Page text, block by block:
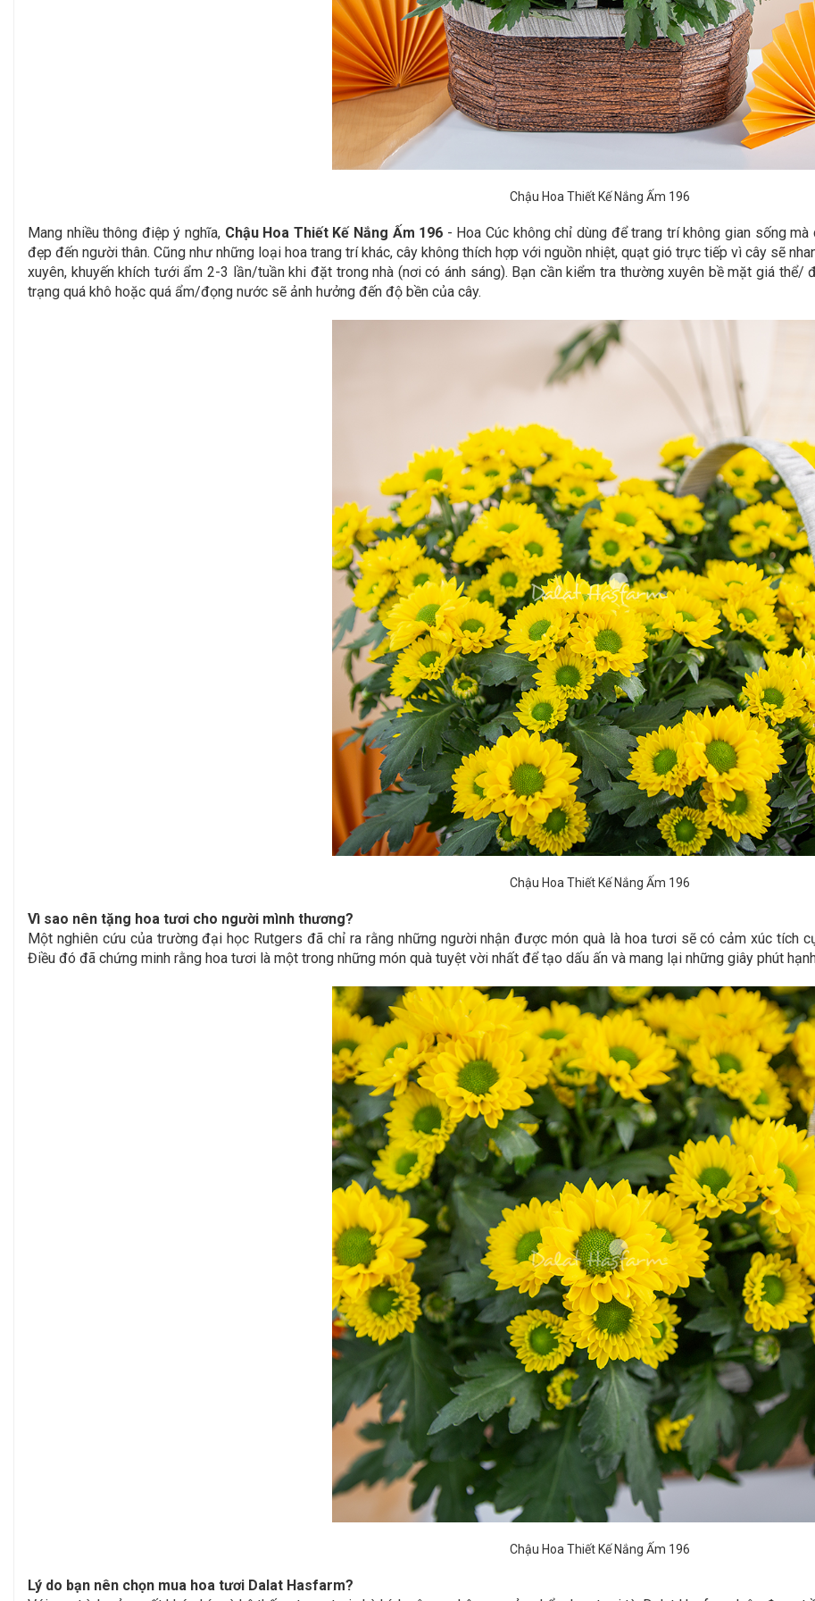
Chậu Hoa Thiết Kế Nắng Ấm 196
Mang nhiều thông điệp ý nghĩa, Chậu Hoa Thiết Kế Nắng Ấm 196 - Hoa Cúc không chỉ dùng để trang trí không gian sống
đẹp đến người thân. Cũng như những loại hoa trang trí khác, cây không thích hợp với nguồn nhiệt, quạt gió trực tiếp vì cây sẽ
xuyên, khuyến khích tưới ẩm 2-3 lần/tuần khi đặt trong nhà (nơi có ánh sáng). Bạn cần kiểm tra thường xuyên bề mặt giá
trạng quá khô hoặc quá ẩm/đọng nước sẽ ảnh hưởng đến độ bền của cây.
Chậu Hoa Thiết Kế Nắng Ấm 196
Vì sao nên tặng hoa tươi cho người mình thương?
Một nghiên cứu của trường đại học Rutgers đã chỉ ra rằng những người nhận được món quà là hoa tươi sẽ có cảm xúc tích
Điều đó đã chứng minh rằng hoa tươi là một trong những món quà tuyệt vời nhất để tạo dấu ấn và mang lại những giây phút
Chậu Hoa Thiết Kế Nắng Ấm 196
Lý do bạn nên chọn mua hoa tươi Dalat Hasfarm?